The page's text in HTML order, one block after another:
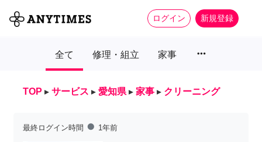
ログイン 新規登録
全て 修理・組立 家事 more_horiz
TOP ▸ サービス ▸ 愛知県 ▸ 家事 ▸ クリーニング
最終ログイン時間 fiber_manual_record 1年前